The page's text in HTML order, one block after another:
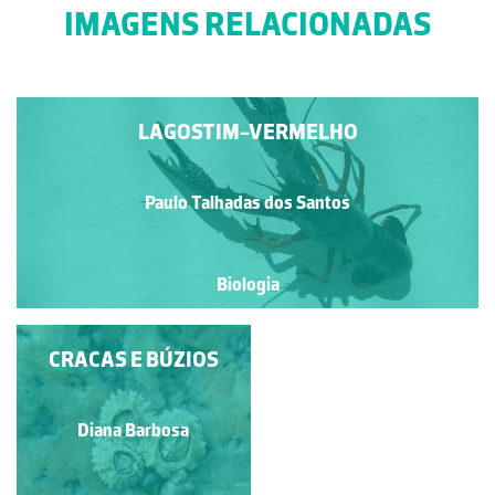
IMAGENS RELACIONADAS
LAGOSTIM-VERMELHO
Paulo Talhadas dos Santos
Biologia
ISÓPODE
Paulo Talhadas dos Santos
CRACAS E BÚZIOS
Diana Barbosa